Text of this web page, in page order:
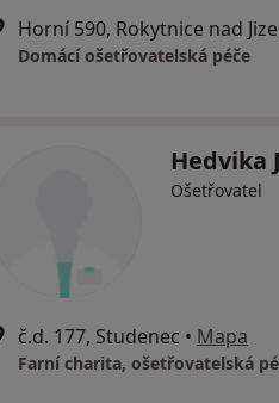
Horní 590, Rokytnice nad
Domácí ošetřovatelská péče
Hedvika
Ošetřovatel
č.d. 177, Studenec • Mapa
Farní charita, ošetřovatelská